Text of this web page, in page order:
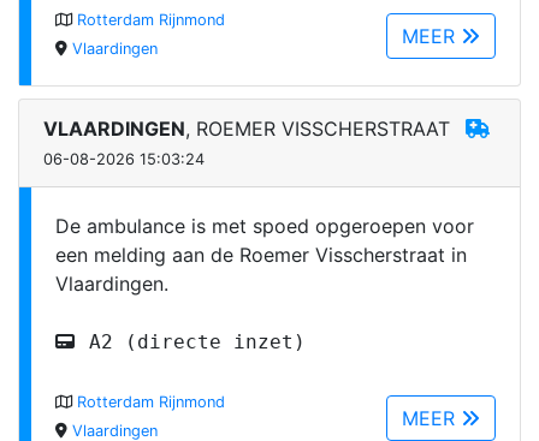
MEER
Rotterdam Rijnmond
Vlaardingen
VLAARDINGEN, ROEMER VISSCHERSTRAAT
06-08-2026 15:03:24
De ambulance is met spoed opgeroepen voor
een melding aan de Roemer Visscherstraat in
Vlaardingen.
A2 (directe inzet)
MEER
Rotterdam Rijnmond
Vlaardingen